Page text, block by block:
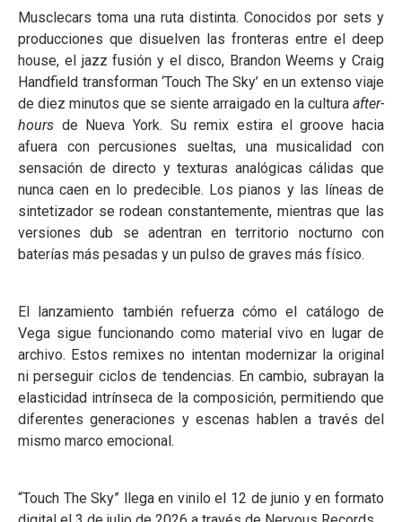
Musclecars toma una ruta distinta. Conocidos por sets y
producciones que disuelven las fronteras entre el deep
house, el jazz fusión y el disco, Brandon Weems y Craig
Handfield transforman ‘Touch The Sky’ en un extenso viaje
de diez minutos que se siente arraigado en la cultura after-
hours de Nueva York. Su remix estira el groove hacia
afuera con percusiones sueltas, una musicalidad con
sensación de directo y texturas analógicas cálidas que
nunca caen en lo predecible. Los pianos y las líneas de
sintetizador se rodean constantemente, mientras que las
versiones dub se adentran en territorio nocturno con
baterías más pesadas y un pulso de graves más físico.
El lanzamiento también refuerza cómo el catálogo de
Vega sigue funcionando como material vivo en lugar de
archivo. Estos remixes no intentan modernizar la original
ni perseguir ciclos de tendencias. En cambio, subrayan la
elasticidad intrínseca de la composición, permitiendo que
diferentes generaciones y escenas hablen a través del
mismo marco emocional.
“Touch The Sky” llega en vinilo el 12 de junio y en formato